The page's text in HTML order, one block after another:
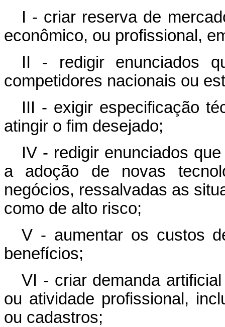
I - criar reserva de
econômico, ou profissional,
II - redigir enunciados
competidores nacionais ou
III - exigir especificação
atingir o fim desejado;
IV - redigir enunciados
a adoção de novas
negócios, ressalvadas as
como de alto risco;
V - aumentar os custos
benefícios;
VI - criar demanda
ou atividade profissional,
ou cadastros;